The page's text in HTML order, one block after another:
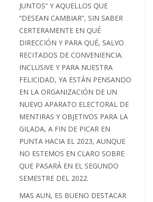
JUNTOS” Y AQUELLOS QUE
“DESEAN CAMBIAR”, SIN SABER
CERTERAMENTE EN QUÉ
DIRECCIÓN Y PARA QUÉ, SALVO
RECITADOS DE CONVENIENCIA.
INCLUSIVE Y PARA NUESTRA
FELICIDAD, YA ESTÁN PENSANDO
EN LA ORGANIZACIÓN DE UN
NUEVO APARATO ELECTORAL DE
MENTIRAS Y OBJETIVOS PARA LA
GILADA, A FIN DE PICAR EN
PUNTA HACIA EL 2023, AUNQUE
NO ESTEMOS EN CLARO SOBRE
QUE PASARÁ EN EL SEGUNDO
SEMESTRE DEL 2022.
MAS AUN, ES BUENO DESTACAR